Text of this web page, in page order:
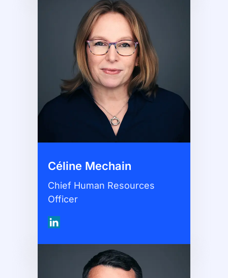
Céline Mechain
Chief Human Resources
Officer